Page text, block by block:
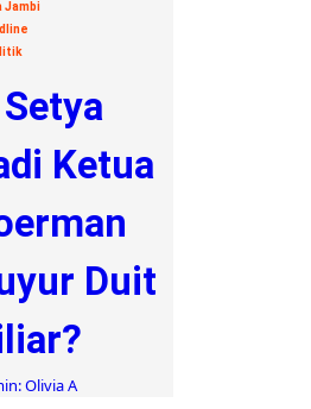
Jambi
Ketua
Duit
Olivia A